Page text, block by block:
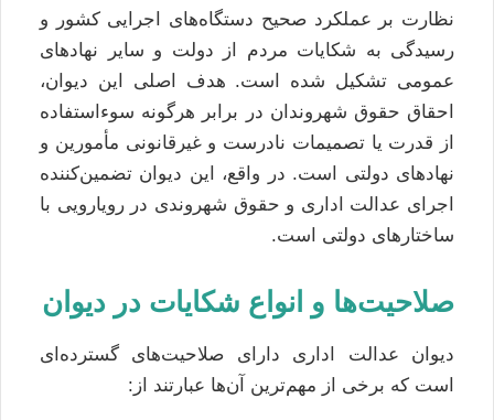
نظارت بر عملکرد صحیح دستگاه‌های اجرایی کشور و
رسیدگی به شکایات مردم از دولت و سایر نهادهای
عمومی تشکیل شده است. هدف اصلی این دیوان،
احقاق حقوق شهروندان در برابر هرگونه سوءاستفاده
از قدرت یا تصمیمات نادرست و غیرقانونی مأمورین و
نهادهای دولتی است. در واقع، این دیوان تضمین‌کننده
اجرای عدالت اداری و حقوق شهروندی در رویارویی با
ساختارهای دولتی است.
صلاحیت‌ها و انواع شکایات در دیوان
دیوان عدالت اداری دارای صلاحیت‌های گسترده‌ای
است که برخی از مهم‌ترین آن‌ها عبارتند از: